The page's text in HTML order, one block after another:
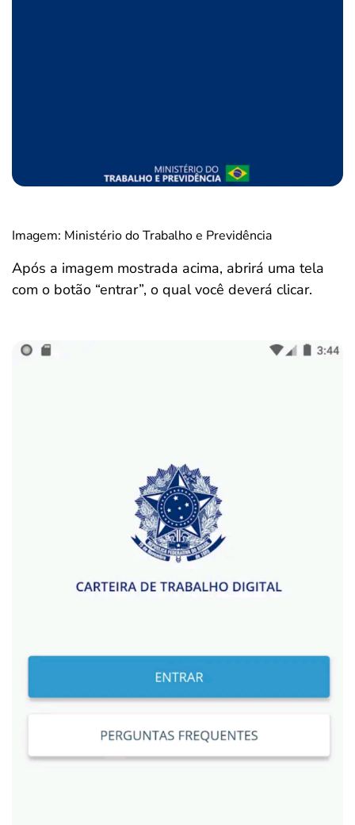
Imagem: Ministério do Trabalho e Previdência
Após a imagem mostrada acima, abrirá uma tela
com o botão “entrar”, o qual você deverá clicar.